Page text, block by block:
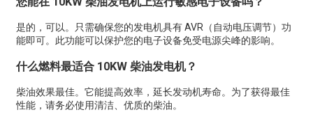
是的，可以。只需确保您的发电机具有 AVR（自动电压调节）功
能即可。此功能可以保护您的电子设备免受电源尖峰的影响。
什么燃料最适合 10KW 柴油发电机？
柴油效果最佳。它能提高效率，延长发动机寿命。为了获得最佳
性能，请务必使用清洁、优质的柴油。